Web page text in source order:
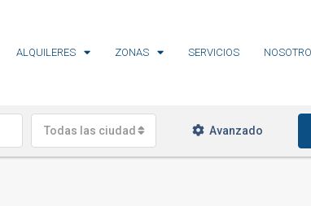
ALQUILERES ZONAS SERVICIOS
Todas las ciudades Avanzado